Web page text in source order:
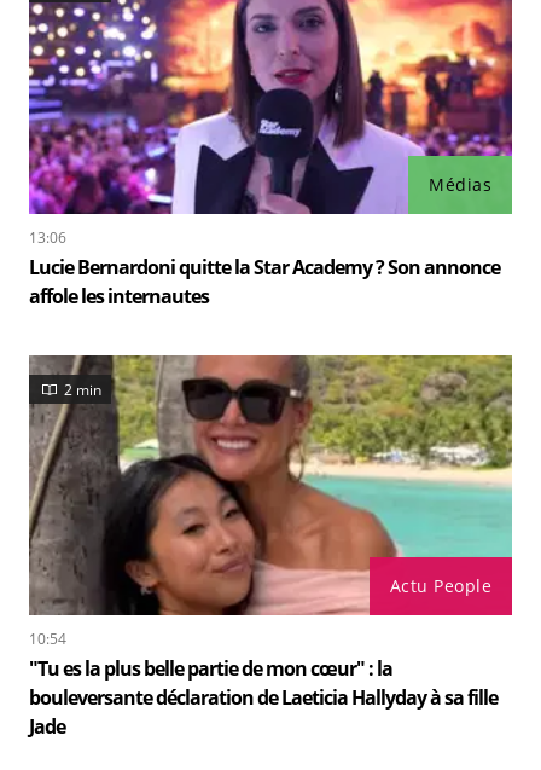
Médias
13:06
Lucie Bernardoni quitte la Star Academy ? Son annonce
affole les internautes
Actu People
2 min
10:54
"Tu es la plus belle partie de mon cœur" : la
bouleversante déclaration de Laeticia Hallyday à sa fille
Jade